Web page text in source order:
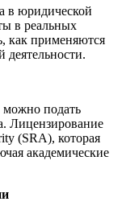
в юридической
в реальных
как применяются
деятельности.
можно подать
Лицензирование
(SRA), которая
академические